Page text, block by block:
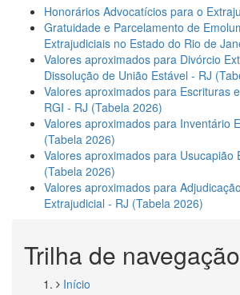
Honorários Advocatícios para o
Gratuidade e Parcelamento de
Extrajudiciais no Estado do Rio de
Valores aproximados para Divórcio
Dissolução de União Estável - RJ
Valores aproximados para Escrituras
RGI - RJ (Tabela 2026)
Valores aproximados para Inventário
(Tabela 2026)
Valores aproximados para Usucapião
(Tabela 2026)
Valores aproximados para
Extrajudicial - RJ (Tabela 2026)
Trilha de navegação
Início